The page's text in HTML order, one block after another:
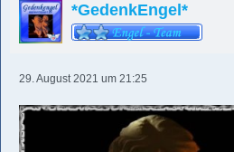
*GedenkEngel*
29. August 2021 um 21:25